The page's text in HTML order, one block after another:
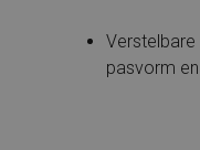
pasvorm